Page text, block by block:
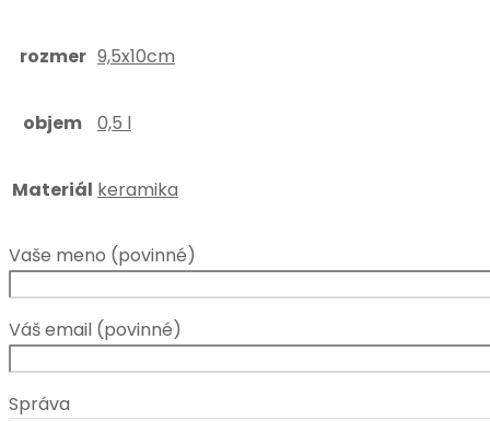
rozmer 9,5x10cm
objem 0,5 l
Materiál keramika
Vaše meno (povinné)
Váš email (povinné)
Správa